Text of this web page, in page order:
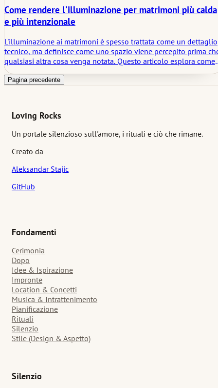
Come rendere l'illuminazione per matrimoni più calda
e più intenzionale
L'illuminazione ai matrimoni è spesso trattata come un dettaglio
tecnico, ma definisce come uno spazio viene percepito prima
qualsiasi altra cosa venga notata. Questo articolo esplora come
rendere la luce più morbida, più calma e più intenzionale, e
perché ciò che non è direttamente visto spesso conta di più.
Pagina precedente
Loving Rocks
Un portale silenzioso sull'amore, i rituali e ciò che rimane.
Creato da
Aleksandar Stajic
GitHub
Fondamenti
Cerimonia
Dopo
Idee & Ispirazione
Impronte
Location & Concetti
Musica & Intrattenimento
Pianificazione
Rituali
Silenzio
Stile (Design & Aspetto)
Silenzio